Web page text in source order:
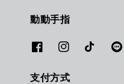
動動手指
支付方式